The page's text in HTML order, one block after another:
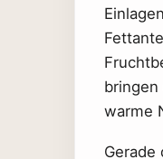
bringen
warme
Gerade